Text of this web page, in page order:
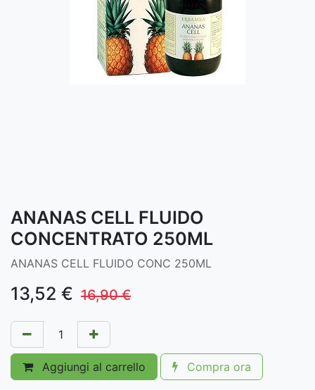
ANANAS CELL FLUIDO
CONCENTRATO 250ML
ANANAS CELL FLUIDO CONC 250ML
13,52 € 16,90€
Aggiungi al carrello Compra ora